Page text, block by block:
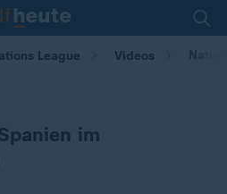
League Videos
im